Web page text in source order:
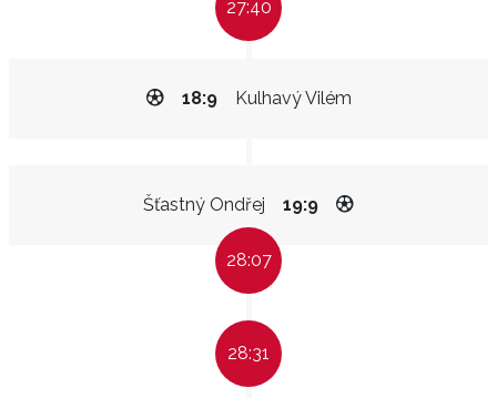
27:40
Kulhavý Vilém
18:9
Šťastný Ondřej 19:9
28:07
28:31